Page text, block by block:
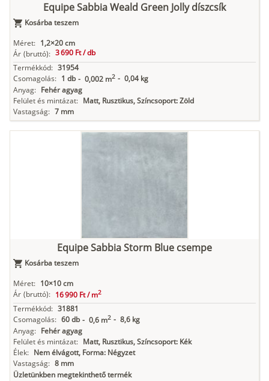
Equipe Sabbia Weald Green Jolly díszcsík
Kosárba teszem
Méret: 1,2×20 cm
Ár (bruttó): 3 690 Ft /db
Termékkód: 31954
Csomagolás: 1 db - 0,002 m2 - 0,04 kg
Anyag: Fehér agyag
Felület és mintázat: Matt, Rusztikus, Színcsoport: Zöld
Vastagság: 7 mm
Equipe Sabbia Storm Blue csempe
Kosárba teszem
Méret: 10×10 cm
Ár (bruttó): 16 990 Ft /m2
Termékkód: 31881
Csomagolás: 60 db - 0,6 m2 - 8,6 kg
Anyag: Fehér agyag
Felület és mintázat: Matt, Rusztikus, Színcsoport: Kék
Élek: Nem élvágott, Forma: Négyzet
Vastagság: 8 mm
Üzletünkben megtekinthető termék